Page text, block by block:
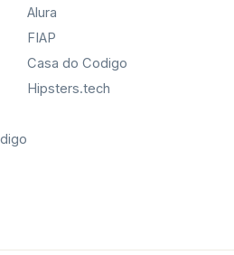
Alura
FIAP
Casa do Codigo
Hipsters.tech